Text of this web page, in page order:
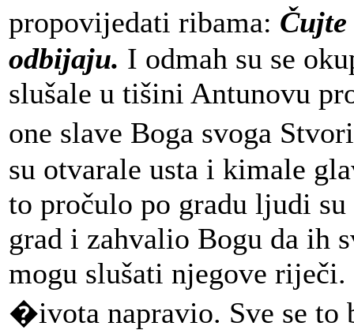
propovijedati ribama:
odbijaju. I odmah su se
slušale u tišini Antunovu
one slave Boga svoga
su otvarale usta i kimale
to pročulo po gradu ljudi
grad i zahvalio Bogu da ih
mogu slušati njegove
�ivota napravio. Sve se to